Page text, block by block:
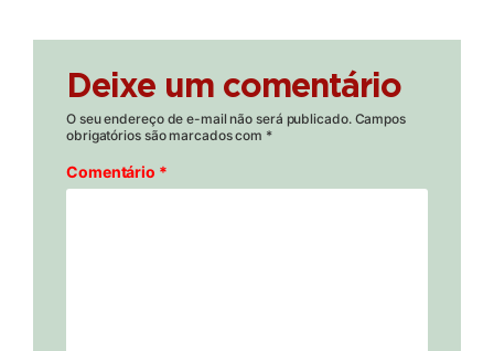
Deixe um comentário
O seu endereço de e-mail não será publicado. Campos
obrigatórios são marcados com *
Comentário *